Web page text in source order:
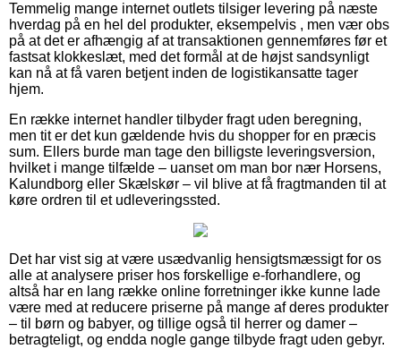
Temmelig mange internet outlets tilsiger levering på næste
hverdag på en hel del produkter, eksempelvis , men vær obs
på at det er afhængig af at transaktionen gennemføres før et
fastsat klokkeslæt, med det formål at de højst sandsynligt
kan nå at få varen betjent inden de logistikansatte tager
hjem.
En række internet handler tilbyder fragt uden beregning,
men tit er det kun gældende hvis du shopper for en præcis
sum. Ellers burde man tage den billigste leveringsversion,
hvilket i mange tilfælde – uanset om man bor nær Horsens,
Kalundborg eller Skælskør – vil blive at få fragtmanden til at
køre ordren til et udleveringssted.
Det har vist sig at være usædvanlig hensigtsmæssigt for os
alle at analysere priser hos forskellige e-forhandlere, og
altså har en lang række online forretninger ikke kunne lade
være med at reducere priserne på mange af deres produkter
– til børn og babyer, og tillige også til herrer og damer –
betragteligt, og endda nogle gange tilbyde fragt uden gebyr.